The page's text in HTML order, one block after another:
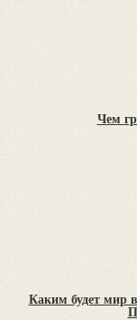
Чем
Каким будет мир